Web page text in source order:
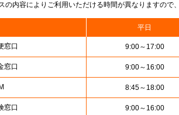
の内容によりご利用いただける時間が異なりますので
平日
窓口 9:00～17:00
窓口 9:00～16:00
8:45～18:00
窓口 9:00～16:00